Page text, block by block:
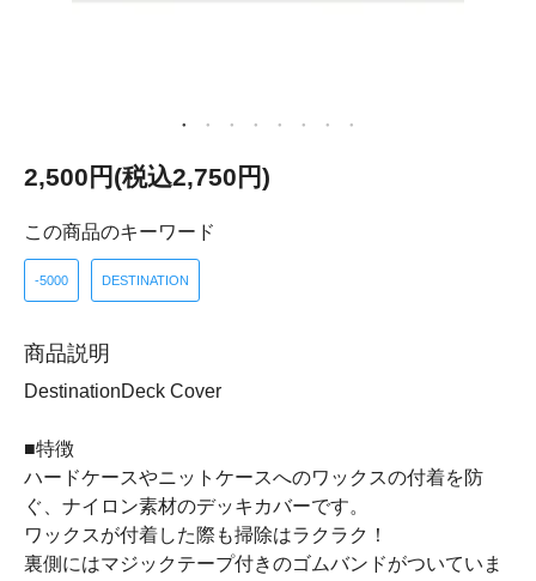
2,500円(税込2,750円)
この商品のキーワード
-5000 DESTINATION
商品説明
DestinationDeck Cover
■特徴
ハードケースやニットケースへのワックスの付着を防
ぐ、ナイロン素材のデッキカバーです。
ワックスが付着した際も掃除はラクラク！
裏側にはマジックテープ付きのゴムバンドがついていま